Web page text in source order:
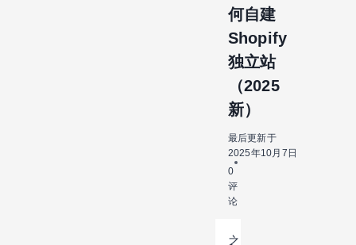
手教你
如何自
建
Shopify
独立站
（2025
新）
何自建
Shopify
独立站
（2025
新）
最后更新于
2025年10月7日
0
评
论
之